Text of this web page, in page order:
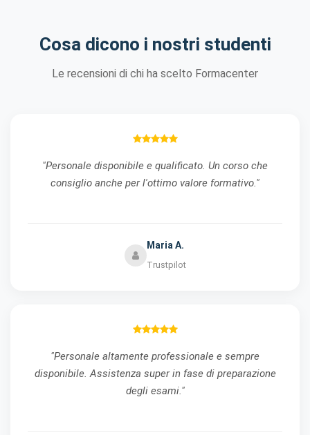
Cosa dicono i nostri studenti
Le recensioni di chi ha scelto Formacenter
"Personale disponibile e qualificato. Un corso che
consiglio anche per l'ottimo valore formativo."
Maria A.
Trustpilot
"Personale altamente professionale e sempre
disponibile. Assistenza super in fase di preparazione
degli esami."